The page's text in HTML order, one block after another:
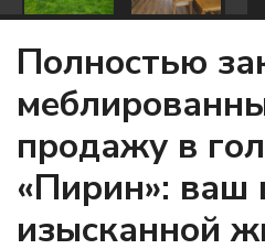
Полностью
продажу в
«Пирин»: ваш
изысканной